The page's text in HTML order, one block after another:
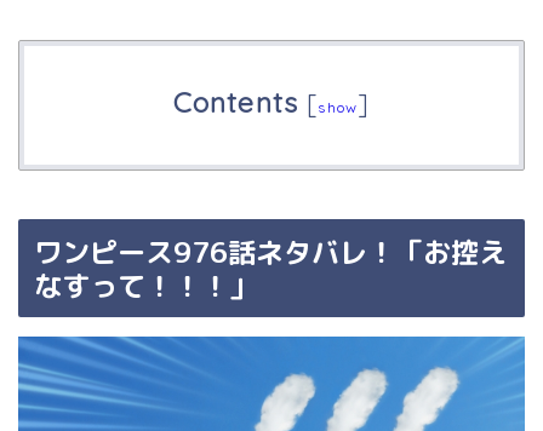
Contents [show]
ワンピース976話ネタバレ！「お控え
なすって！！！」